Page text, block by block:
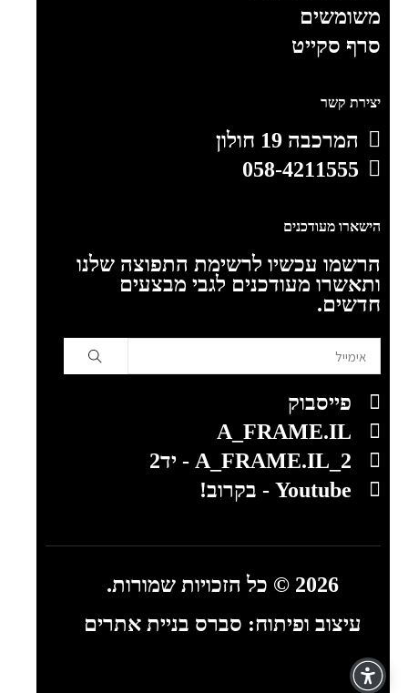
משומשים
סרף סקייט
יצירת קשר
המרכבה 19 חולון
058-4211555
הישארו מעודכנים
הרשמו עכשיו לרשימת התפוצה שלנו
ותאשרו מעודכנים לגבי מבצעים
חדשים.
פייסבוק
A_FRAME.IL
A_FRAME.IL_2 - יד2
Youtube - בקרוב!
2026 © כל הזכויות שמורות.
עיצוב ופיתוח: סברס בניית אתרים